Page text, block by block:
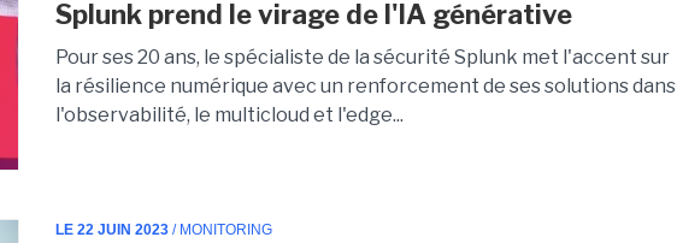
Splunk prend le virage de l'IA générative
Pour ses 20 ans, le spécialiste de la sécurité Splunk met l'accent sur
la résilience numérique avec un renforcement de ses solutions dans
l'observabilité, le multicloud et l'edge...
LE 22 JUIN 2023 / MONITORING